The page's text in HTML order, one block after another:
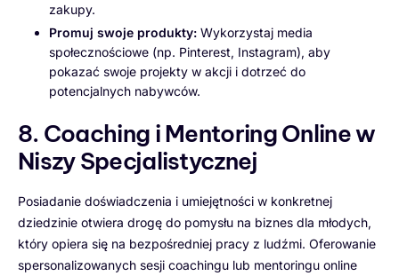
zakupy.
Promuj swoje produkty: Wykorzystaj media
społecznościowe (np. Pinterest, Instagram), aby
pokazać swoje projekty w akcji i dotrzeć do
potencjalnych nabywców.
8. Coaching i Mentoring Online w
Niszy Specjalistycznej
Posiadanie doświadczenia i umiejętności w konkretnej
dziedzinie otwiera drogę do pomysłu na biznes dla młodych,
który opiera się na bezpośredniej pracy z ludźmi. Oferowanie
spersonalizowanych sesji coachingu lub mentoringu online